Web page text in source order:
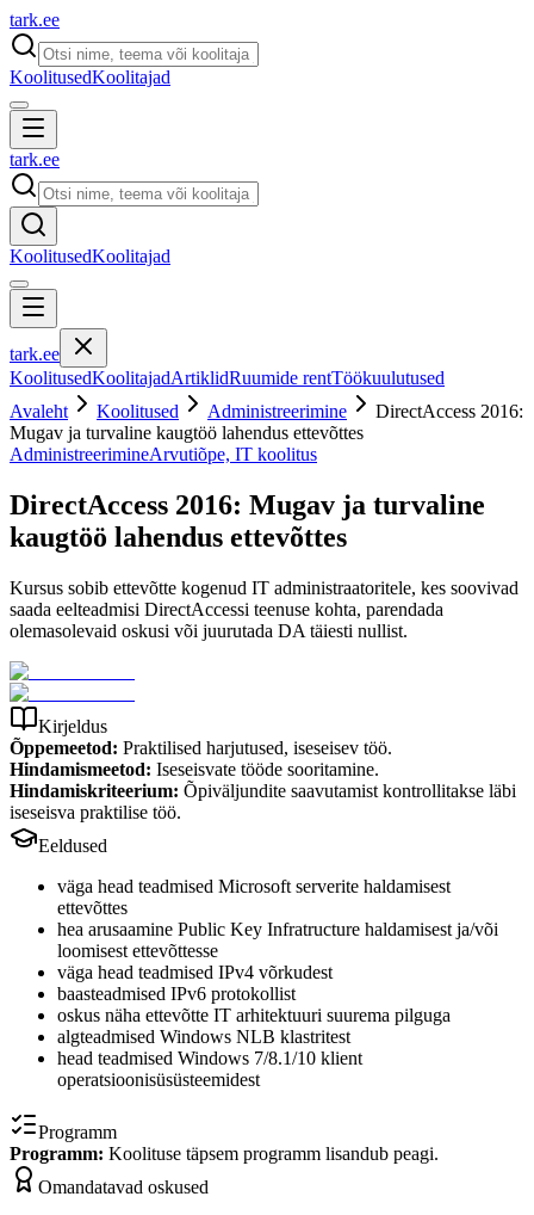
tark.ee
KoolitusedKoolitajad
tark.ee
KoolitusedKoolitajad
tark.ee
KoolitusedKoolitajadArtiklidRuumide rentTöökuulutused
Avaleht
Koolitused Administreerimine
DirectAccess 2016:
Mugav ja turvaline kaugtöö lahendus ettevõttes
AdministreerimineArvutiõpe, IT koolitus
DirectAccess 2016: Mugav ja turvaline
kaugtöö lahendus ettevõttes
Kursus sobib ettevõtte kogenud IT administraatoritele, kes soovivad
saada eelteadmisi DirectAccessi teenuse kohta, parendada
olemasolevaid oskusi või juurutada DA täiesti nullist.
Kirjeldus
Õppemeetod: Praktilised harjutused, iseseisev töö.
Hindamismeetod: Iseseisvate tööde sooritamine.
Hindamiskriteerium: Õpiväljundite saavutamist kontrollitakse läbi
iseseisva praktilise töö.
Eeldused
väga head teadmised Microsoft serverite haldamisest
ettevõttes
hea arusaamine Public Key Infratructure haldamisest ja/või
loomisest ettevõttesse
väga head teadmised IPv4 võrkudest
baasteadmised IPv6 protokollist
oskus näha ettevõtte IT arhitektuuri suurema pilguga
algteadmised Windows NLB klastritest
head teadmised Windows 7/8.1/10 klient
operatsioonisüsüsteemidest
Programm
Programm: Koolituse täpsem programm lisandub peagi.
Omandatavad oskused